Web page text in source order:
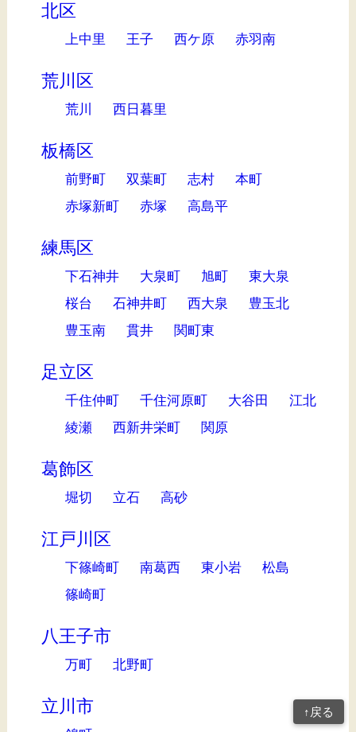
北区
上中里 王子 西ケ原 赤羽南
荒川区
荒川 西日暮里
板橋区
前野町 双葉町 志村
本町
赤塚新町
赤塚 高島平
練馬区
下石神井 大泉町 旭町
東大泉
桜台
石神井町 西大泉
豊玉北
豊玉南
貫井 関町東
足立区
千住仲町 千住河原町 大谷田
江北
綾瀬
西新井栄町 関原
葛飾区
堀切 立石 高砂
江戸川区
下篠崎町 南葛西 東小岩
松島
篠崎町
八王子市
万町 北野町
立川市 ↑戻る